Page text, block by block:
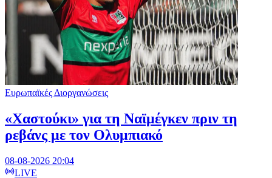
Ευρωπαϊκές Διοργανώσεις
«Χαστούκι» για τη Ναϊμέγκεν πριν τη
ρεβάνς με τον Ολυμπιακό
08-08-2026 20:04
LIVE